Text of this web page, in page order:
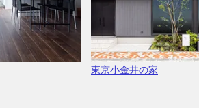
東京小金井の家